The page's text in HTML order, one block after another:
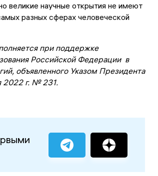
великие научные открытия не имеют
разных сферах человеческой
при поддержке
Российской Федерации в
объявленного Указом Президента
2022 г. № 231.